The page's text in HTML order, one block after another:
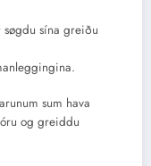
sína greiðu
sum hava
og greiddu